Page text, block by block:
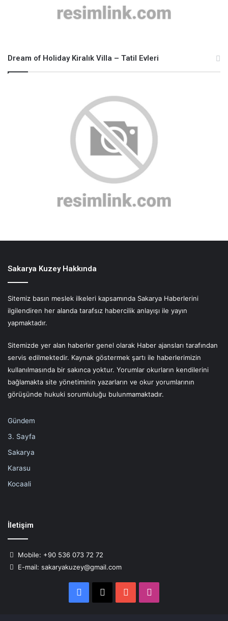
Dream of Holiday Kiralık Villa – Tatil Evleri
Sakarya Kuzey Hakkında
Sitemiz basın meslek ilkeleri kapsamında Sakarya Haberlerini
ilgilendiren her alanda tarafsız habercilik anlayışı ile yayın
yapmaktadır.
Sitemizde yer alan haberler genel olarak Haber ajansları tarafından
servis edilmektedir. Kaynak göstermek şartı ile haberlerimizin
kullanılmasında bir sakınca yoktur. Yorumlar okurların kendilerini
bağlamakta site yönetiminin yazarların ve okur yorumlarının
görüşünde hukuki sorumluluğu bulunmamaktadır.
Gündem
3. Sayfa
Sakarya
Karasu
Kocaali
İletişim
Mobile: +90 536 073 72 72
E-mail: sakaryakuzey@gmail.com
Facebook YouTube